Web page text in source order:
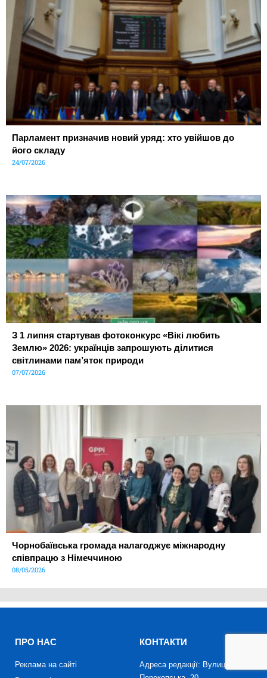
Парламент призначив новий уряд: хто увійшов до
його складу
24/07/2026
З 1 липня стартував фотоконкурс «Вікі любить
Землю» 2026: українців запрошують ділитися
світлинами пам’яток природи
07/07/2026
Чорнобаївська громада налагоджує міжнародну
співпрацю з Німеччиною
08/05/2026
ПРО НАС
Реклама на сайті
КОНТАКТИ
Адреса редакції: Вулиця